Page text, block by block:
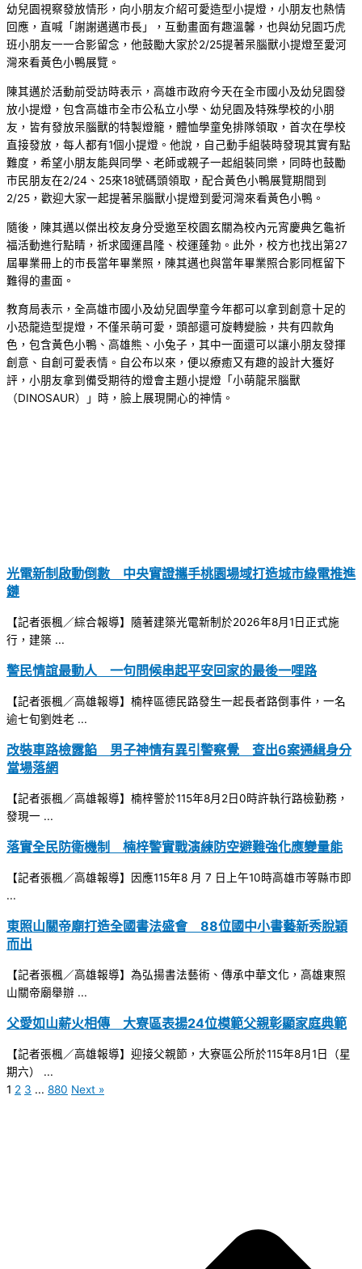
幼兒園視察發放情形，向小朋友介紹可愛造型小提燈，小朋友也熱情
回應，直喊「謝謝邁邁市長」，互動畫面有趣溫馨，也與幼兒園巧虎
班小朋友一一合影留念，他鼓勵大家於2/25提著呆腦獸小提燈至愛河
灣來看黃色小鴨展覽。
陳其邁於活動前受訪時表示，高雄市政府今天在全市國小及幼兒園發
放小提燈，包含高雄市全市公私立小學、幼兒園及特殊學校的小朋
友，皆有發放呆腦獸的特製燈籠，體恤學童免排隊領取，首次在學校
直接發放，每人都有1個小提燈。他說，自己動手組裝時發現其實有點
難度，希望小朋友能與同學、老師或親子一起組裝同樂，同時也鼓勵
市民朋友在2/24、25來18號碼頭領取，配合黃色小鴨展覽期間到
2/25，歡迎大家一起提著呆腦獸小提燈到愛河灣來看黃色小鴨。
隨後，陳其邁以傑出校友身分受邀至校園玄關為校內元宵慶典乞龜祈
福活動進行點睛，祈求國運昌隆、校運蓬勃。此外，校方也找出第27
屆畢業冊上的市長當年畢業照，陳其邁也與當年畢業照合影同框留下
難得的畫面。
教育局表示，全高雄市國小及幼兒園學童今年都可以拿到創意十足的
小恐龍造型提燈，不僅呆萌可愛，頭部還可旋轉變臉，共有四款角
色，包含黃色小鴨、高雄熊、小兔子，其中一面還可以讓小朋友發揮
創意、自創可愛表情。自公布以來，便以療癒又有趣的設計大獲好
評，小朋友拿到備受期待的燈會主題小提燈「小萌龍呆腦獸
（DINOSAUR）」時，臉上展現開心的神情。
光電新制啟動倒數 中央實證攜手桃園場域打造城市綠電推進
鏈
【記者張楓／綜合報導】隨著建築光電新制於2026年8月1日正式施
行，建築 ...
警民情誼最動人 一句問候串起平安回家的最後一哩路
【記者張楓／高雄報導】楠梓區德民路發生一起長者路倒事件，一名
逾七旬劉姓老 ...
改裝車路檢露餡 男子神情有異引警察覺 查出6案通緝身分
當場落網
【記者張楓／高雄報導】楠梓警於115年8月2日0時許執行路檢勤務，
發現一 ...
落實全民防衛機制 楠梓警實戰演練防空避難強化應變量能
【記者張楓／高雄報導】因應115年8 月 7 日上午10時高雄市等縣市即
...
東照山關帝廟打造全國書法盛會 88位國中小書藝新秀脫穎
而出
【記者張楓／高雄報導】為弘揚書法藝術、傳承中華文化，高雄東照
山關帝廟舉辦 ...
父愛如山薪火相傳 大寮區表揚24位模範父親彰顯家庭典範
【記者張楓／高雄報導】迎接父親節，大寮區公所於115年8月1日（星
期六） ...
1 2 3 ... 880 Next »